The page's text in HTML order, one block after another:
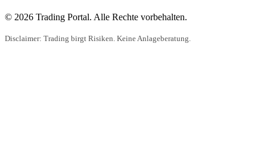
© 2026 Trading Portal. Alle Rechte vorbehalten.
Disclaimer: Trading birgt Risiken. Keine Anlageberatung.